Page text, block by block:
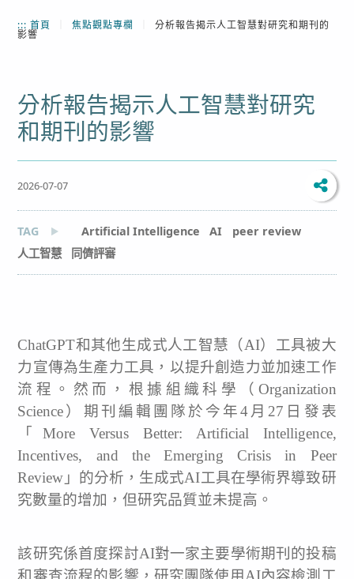
:::首頁 焦點觀點專欄 分析報告揭示人工智慧對研究和期刊的
影響
分析報告揭示人工智慧對研究
和期刊的影響
2026-07-07
TAG Artificial Intelligence AI
peer review
人工智慧
同儕評審
ChatGPT和其他生成式人工智慧（AI）工具被大
力宣傳為生產力工具，以提升創造力並加速工作
流程。然而，根據組織科學（Organization
Science）期刊編輯團隊於今年4月27日發表
「More Versus Better: Artificial Intelligence,
Incentives, and the Emerging Crisis in Peer
Review」的分析，生成式AI工具在學術界導致研
究數量的增加，但研究品質並未提高。
該研究係首度探討AI對一家主要學術期刊的投稿
和審查流程的影響，研究團隊使用AI內容檢測工